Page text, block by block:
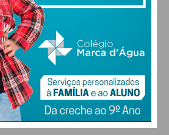
SERVIÇO EM PAÇOS DE